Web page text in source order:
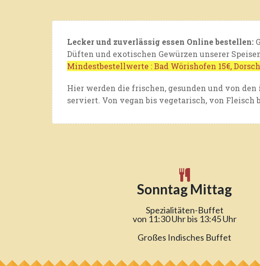
Lecker und zuverlässig essen Online bestellen:
Düften und exotischen Gewürzen unserer
Mindestbestellwerte : Bad Wörishofen 15€,
Hier werden die frischen, gesunden und von
serviert. Von vegan bis vegetarisch, von Fleisch
Sonntag Mittag
Spezialitäten-Buffet
von 11:30 Uhr bis 13:45 Uhr
Großes Indisches Buffet